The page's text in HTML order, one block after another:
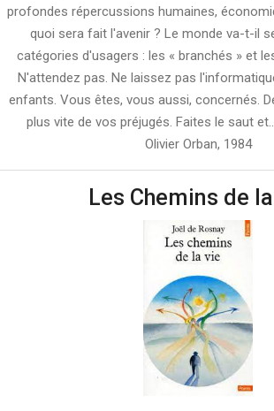
profondes répercussions humaines,
quoi sera fait l'avenir ? Le monde va-t-il
catégories d'usagers : les « branchés » et
N'attendez pas. Ne laissez pas
enfants. Vous êtes, vous aussi, concernés.
plus vite de vos préjugés. Faites le saut
Olivier Orban, 1984
Les Chemins de